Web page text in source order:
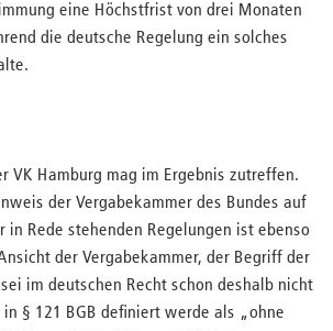
eine Höchstfrist von drei Monaten
die deutsche Regelung ein solches
VK Hamburg mag im Ergebnis zutreffen.
der Vergabekammer des Bundes auf
in Rede stehenden Regelungen ist ebenso
der Vergabekammer, der Begriff der
im deutschen Recht schon deshalb nicht
§ 121 BGB definiert werde als „ohne